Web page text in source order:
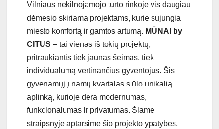
Vilniaus nekilnojamojo turto rinkoje vis daugiau
dėmesio skiriama projektams, kurie sujungia
miesto komfortą ir gamtos artumą. MŪNAI by
CITUS – tai vienas iš tokių projektų,
pritraukiantis tiek jaunas šeimas, tiek
individualumą vertinančius gyventojus. Šis
gyvenamųjų namų kvartalas siūlo unikalią
aplinką, kurioje dera modernumas,
funkcionalumas ir privatumas. Šiame
straipsnyje aptarsime šio projekto ypatybes,